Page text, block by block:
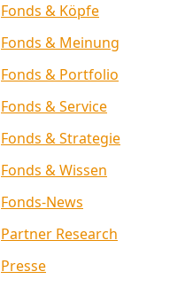
Fonds & Köpfe
Fonds & Meinung
Fonds & Portfolio
Fonds & Service
Fonds & Strategie
Fonds & Wissen
Fonds-News
Partner Research
Presse